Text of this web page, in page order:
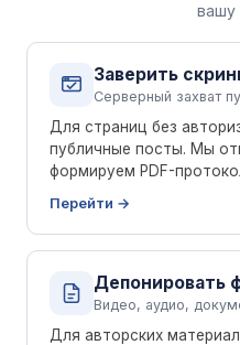
вашу
Заверить
Серверный захват
Для страниц без
публичные посты. Мы
формируем PDF-
Перейти
Депонировать
Видео, аудио,
Для авторских